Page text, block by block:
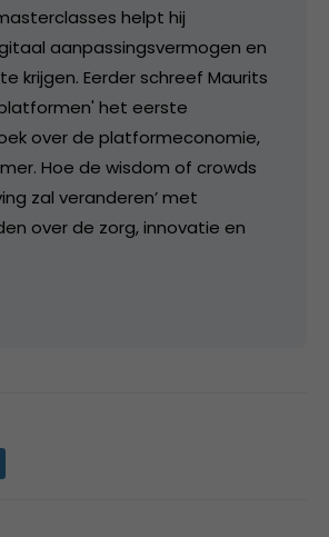
helpt hij
aanpassingsvermogen en
krijgen. Eerder schreef Maurits
het eerste
over de platformeconomie,
Hoe de wisdom of crowds
zal veranderen’ met
over de zorg, innovatie en